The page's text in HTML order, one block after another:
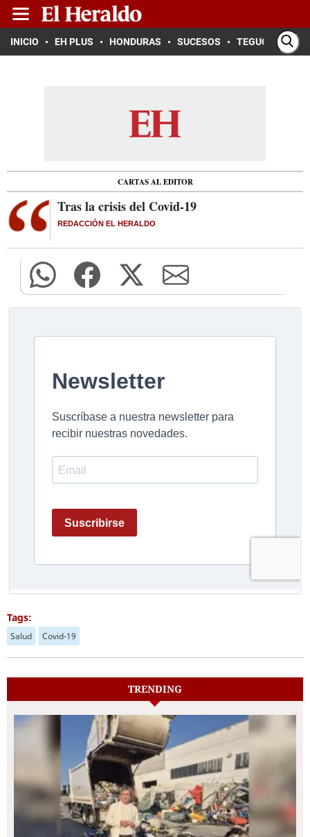
INICIO EH PLUS HONDURAS SUCESOS TEGUCIGALPA
CARTAS AL EDITOR
Tras la crisis del Covid-19
REDACCIÓN EL HERALDO
Tags:
Salud Covid-19
TRENDING